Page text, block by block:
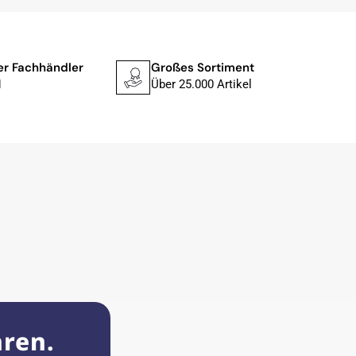
Fachhändler Großes Sortiment
Über 25.000 Artikel